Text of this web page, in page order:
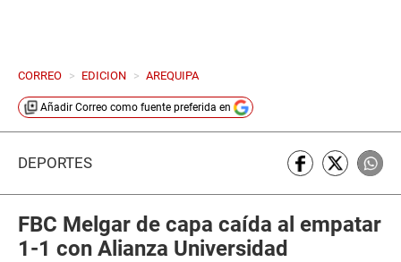
CORREO > EDICION > AREQUIPA
Añadir Correo como fuente preferida en
DEPORTES
FBC Melgar de capa caída al empatar
1-1 con Alianza Universidad